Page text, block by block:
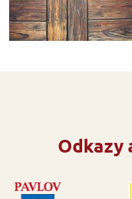
Odkazy